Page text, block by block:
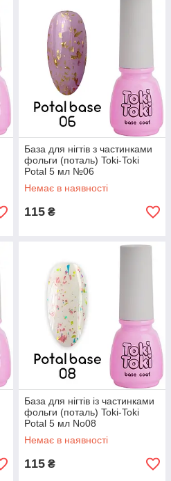
База для нігтів з частинками
фольги (поталь) Toki-Toki
Potal 5 мл №06
Немає в наявності
115 ₴
База для нігтів із частинками
фольги (поталь) Toki-Toki
Potal 5 мл No08
Немає в наявності
115 ₴